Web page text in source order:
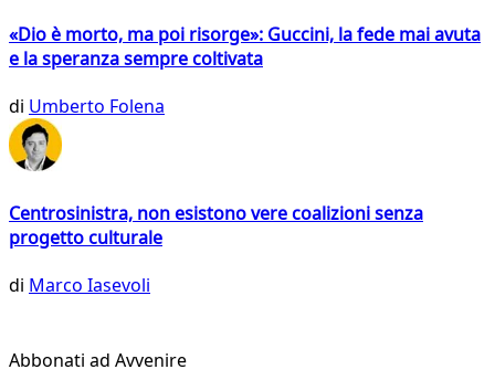
«Dio è morto, ma poi risorge»: Guccini, la fede mai avuta
e la speranza sempre coltivata
di Umberto Folena
Centrosinistra, non esistono vere coalizioni senza
progetto culturale
di Marco Iasevoli
Abbonati ad Avvenire